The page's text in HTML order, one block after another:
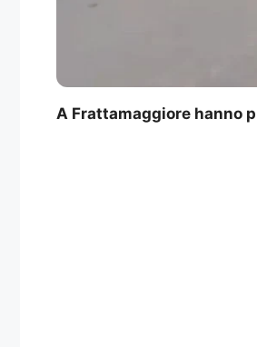
A Frattamaggiore hanno